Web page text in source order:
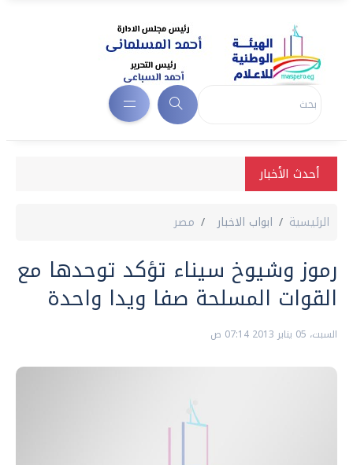
أحدث الأخبار
الرئيسية ابواب الاخبار مصر
رموز وشيوخ سيناء تؤكد توحدها مع
القوات المسلحة صفا ويدا واحدة
السبت، 05 يناير 2013 07:14 ص